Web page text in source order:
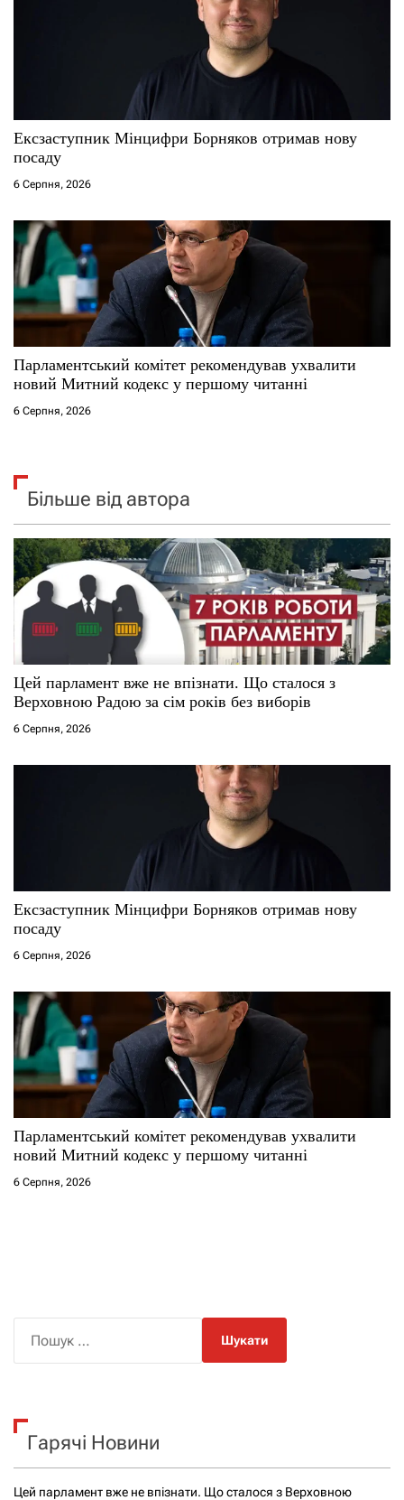
Ексзаступник Мінцифри Борняков отримав нову
посаду
6 Серпня, 2026
Парламентський комітет рекомендував ухвалити
новий Митний кодекс у першому читанні
6 Серпня, 2026
Більше від автора
Цей парламент вже не впізнати. Що сталося з
Верховною Радою за сім років без виборів
6 Серпня, 2026
Ексзаступник Мінцифри Борняков отримав нову
посаду
6 Серпня, 2026
Парламентський комітет рекомендував ухвалити
новий Митний кодекс у першому читанні
6 Серпня, 2026
к
Гарячі Новини
Цей парламент вже не впізнати. Що сталося з Верховною